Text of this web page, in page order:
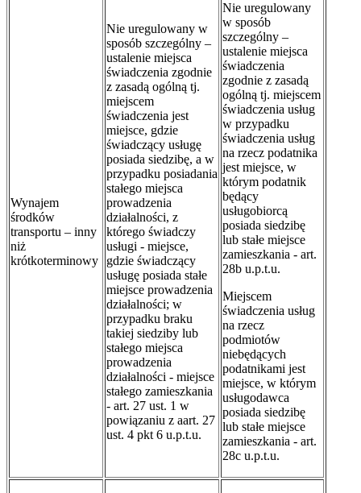
Wynajem
środków
transportu – inny
niż
krótkoterminowy
Nie uregulowany w
sposób szczególny –
ustalenie miejsca
świadczenia zgodnie
z zasadą ogólną tj.
miejscem
świadczenia jest
miejsce, gdzie
świadczący usługę
posiada siedzibę, a w
przypadku posiadania
stałego miejsca
prowadzenia
działalności, z
którego świadczy
usługi - miejsce,
gdzie świadczący
usługę posiada stałe
miejsce prowadzenia
działalności; w
przypadku braku
takiej siedziby lub
stałego miejsca
prowadzenia
działalności - miejsce
stałego zamieszkania
- art. 27 ust. 1 w
powiązaniu z aart. 27
ust. 4 pkt 6 u.p.t.u.
Nie uregulowany
w sposób
szczególny –
ustalenie miejsca
świadczenia
zgodnie z zasadą
ogólną tj. miejscem
świadczenia usług
w przypadku
świadczenia usług
na rzecz podatnika
jest miejsce, w
którym podatnik
będący
usługobiorcą
posiada siedzibę
lub stałe miejsce
zamieszkania - art.
28b u.p.t.u.
Miejscem
świadczenia usług
na rzecz
podmiotów
niebędących
podatnikami jest
miejsce, w którym
usługodawca
posiada siedzibę
lub stałe miejsce
zamieszkania - art.
28c u.p.t.u.